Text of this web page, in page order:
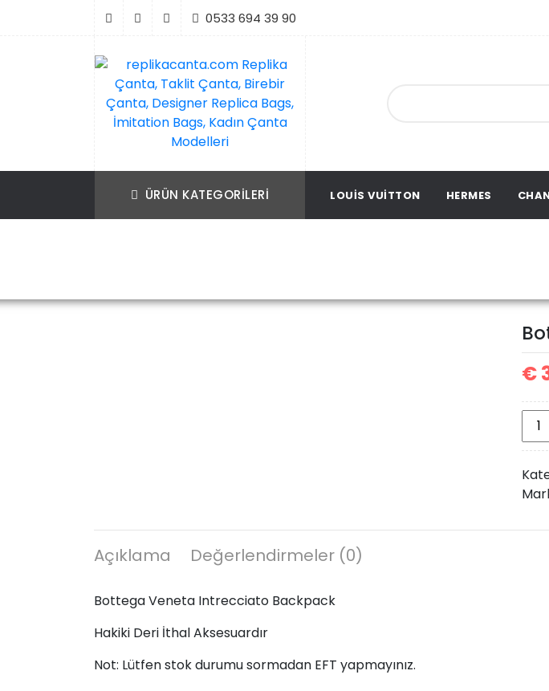
0533 694 39 90
Bags, Kadın Çanta Modelleri
ÜRÜN KATEGORILERI LOUIS VUITTON HERMES
€
Açıklama Değerlendirmeler (0)
Bottega Veneta Intrecciato Backpack
Hakiki Deri İthal Aksesuardır
Not: Lütfen stok durumu sormadan EFT yapmayınız.